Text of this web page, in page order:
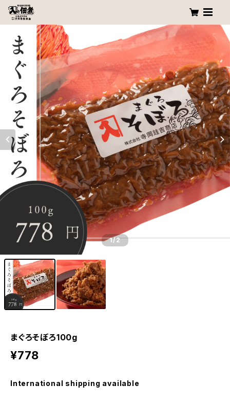
1/2
まぐろそぼろ100g
¥778
International shipping available